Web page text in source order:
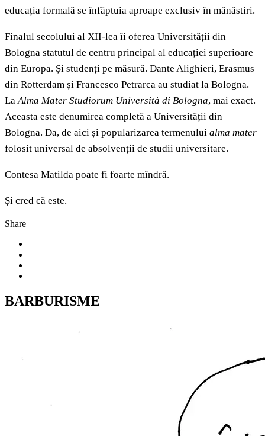
educația formală se înfăptuia aproape exclusiv în mănăstiri.
Finalul secolului al XII-lea îi oferea Universității din
Bologna statutul de centru principal al educației superioare
din Europa. Și studenți pe măsură. Dante Alighieri, Erasmus
din Rotterdam și Francesco Petrarca au studiat la Bologna.
LaAlma Mater Studiorum Università di Bologna, mai exact.
Aceasta este denumirea completă a Universității din
Bologna. Da, de aici și popularizarea termenului alma mater
folosit universal de absolvenții de studii universitare.
Contesa Matilda poate fi foarte mîndră.
Și cred că este.
Share
BARBURISME